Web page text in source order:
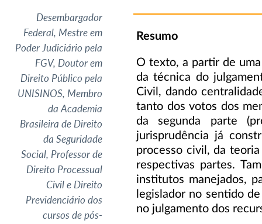
Desembargador
Federal, Mestre em
Poder Judiciário pela
FGV, Doutor em
Direito Público pela
UNISINOS, Membro
da Academia
Brasileira de Direito
da Seguridade
Social, Professor de
Direito Processual
Civil e Direito
Previdenciário dos
cursos de pós-
Resumo
O texto, a partir de
da técnica do
Civil, dando
tanto dos votos dos
da segunda parte
jurisprudência já
processo civil, da
respectivas partes.
institutos manejados,
legislador no sentido
no julgamento dos